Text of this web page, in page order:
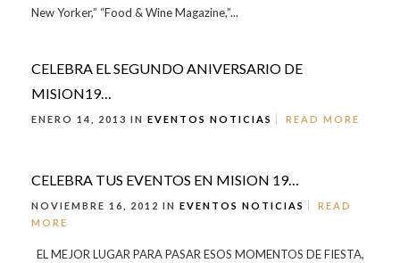
New Yorker,” “Food & Wine Magazine,”...
CELEBRA EL SEGUNDO ANIVERSARIO DE
MISION19…
ENERO 14, 2013 IN EVENTOS NOTICIAS READ MORE
CELEBRA TUS EVENTOS EN MISION 19…
NOVIEMBRE 16, 2012 IN EVENTOS NOTICIAS
READ
MORE
EL MEJOR LUGAR PARA PASAR ESOS MOMENTOS DE FIESTA,